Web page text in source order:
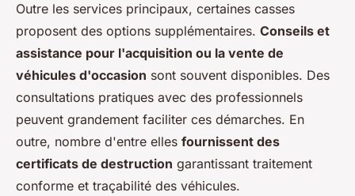
Outre les services principaux, certaines casses
proposent des options supplémentaires. Conseils et
assistance pour l'acquisition ou la vente de
véhicules d'occasion sont souvent disponibles. Des
consultations pratiques avec des professionnels
peuvent grandement faciliter ces démarches. En
outre, nombre d'entre elles fournissent des
certificats de destruction garantissant traitement
conforme et traçabilité des véhicules.